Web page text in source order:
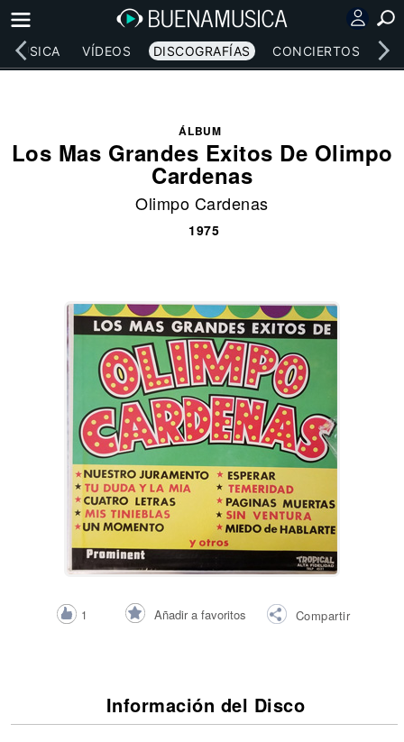
MÚSICA VÍDEOS DISCOGRAFÍAS CONCIERTOS
ÁLBUM
Los Mas Grandes Exitos De Olimpo
Cardenas
Olimpo Cardenas
1975
1 Añadir a favoritos Compartir
Información del Disco